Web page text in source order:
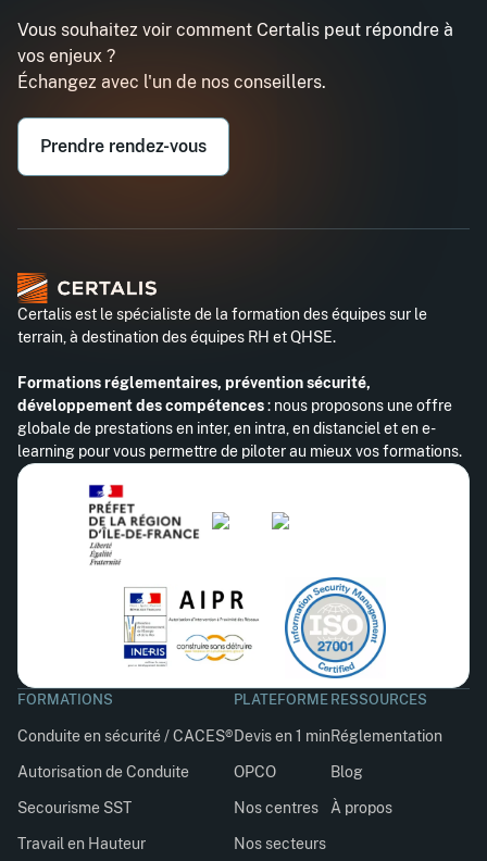
Vous souhaitez voir comment Certalis peut répondre à
vos enjeux ?
Échangez avec l'un de nos conseillers.
Prendre rendez-vous
Certalis est le spécialiste de la formation des équipes sur le
terrain, à destination des équipes RH et QHSE.
Formations réglementaires, prévention sécurité,
développement des compétences: nous proposons une offre
globale de prestations en inter, en intra, en distanciel et en e-
learning pour vous permettre de piloter au mieux vos formations.
FORMATIONS
Conduite en sécurité / CACES®
Autorisation de Conduite
Secourisme SST
Travail en Hauteur
PLATEFORME
Devis en 1 min
OPCO
Nos centres
Nos secteurs
RESSOURCES
Réglementation
Blog
À propos